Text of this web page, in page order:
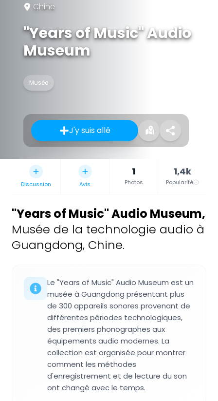
Chine
"Years of Music" Audio
Museum
Musée
J'y suis allé
Discussion Avis
1
Photos
1,4k
Popularité
"Years of Music" Audio Museum,
Musée de la technologie audio à
Guangdong, Chine.
Le "Years of Music" Audio Museum est un
musée à Guangdong présentant plus
de 300 appareils sonores provenant de
différentes périodes technologiques,
des premiers phonographes aux
équipements audio modernes. La
collection est organisée pour montrer
comment les méthodes
d'enregistrement et de lecture du son
ont changé avec le temps.